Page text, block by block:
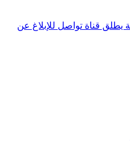
يطلق قناة تواصل للإبلاغ عن